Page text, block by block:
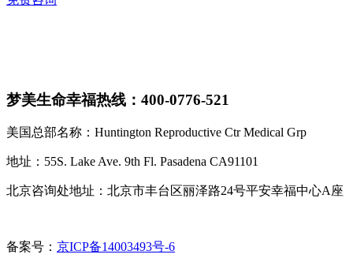
梦美生命幸福热线：400-0776-521
美国总部名称：Huntington Reproductive Ctr Medical Grp
地址：55S. Lake Ave. 9th Fl. Pasadena CA91101
北京咨询处地址：北京市丰台区丽泽路24号平安幸福中心A座
备案号： 京ICP备14003493号-6